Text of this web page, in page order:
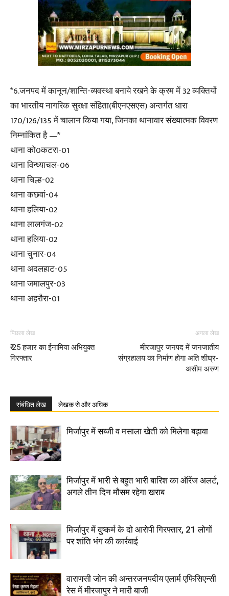
*6.जनपद में कानून/शान्ति-व्यवस्था बनाये रखने के क्रम में 32 व्यक्तियों
का भारतीय नागरिक सुरक्षा संहिता(बीएनएसएस) अन्तर्गत धारा
170/126/135 में चालान किया गया, जिनका थानावार संख्यात्मक विवरण
निम्नांकित है —*
थाना को0कटरा-01
थाना विन्ध्याचल-06
थाना चिल्ह-02
थाना कछवां-04
थाना हलिया-02
थाना लालगंज-02
थाना हलिया-02
थाना चुनार-04
थाना अदलहाट-05
थाना जमालपुर-03
थाना अहरौरा-01
पिछला लेख
₹ 25 हजार का ईनामिया अभियुक्त
गिरफ्तार
अगला लेख
मीरजापुर जनपद में जनजातीय
संग्रहालय का निर्माण होगा अति शीघ्र-
असीम अरुण
संबंधित लेख लेखक से और अधिक
मिर्जापुर में सब्जी व मसाला खेती को मिलेगा बढ़ावा
मिर्जापुर में भारी से बहुत भारी बारिश का ऑरेंज अलर्ट,
अगले तीन दिन मौसम रहेगा खराब
मिर्जापुर में दुष्कर्म के दो आरोपी गिरफ्तार, 21 लोगों
पर शांति भंग की कार्रवाई
वाराणसी जोन की अन्तरजनपदीय एलार्म एफिसिएन्सी
रेस में मीरजापुर ने मारी बाजी